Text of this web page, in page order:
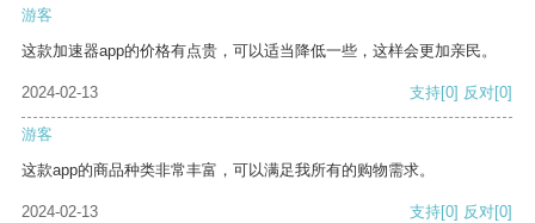
游客
这款加速器app的价格有点贵，可以适当降低一些，这样会更加亲民。
2024-02-13 支持[0] 反对[0]
游客
这款app的商品种类非常丰富，可以满足我所有的购物需求。
2024-02-13 支持[0] 反对[0]